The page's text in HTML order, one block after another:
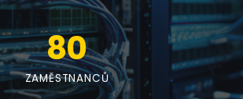
80
ZAMĚSTNANCŮ